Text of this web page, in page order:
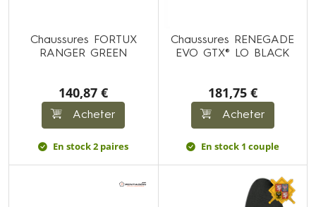
Chaussures FORTUX
RANGER GREEN
140,87 €
Acheter
En stock 2 paires
Chaussures RENEGADE
EVO GTX® LO BLACK
181,75 €
Acheter
En stock 1 couple